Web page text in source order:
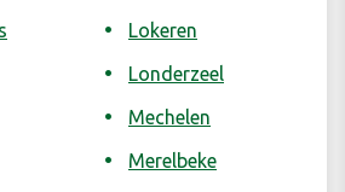
Lokeren
Londerzeel
Mechelen
Merelbeke